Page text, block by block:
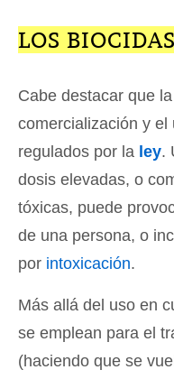
LOS
Cabe destacar que
comercialización y el
regulados por la ley.
dosis elevadas, o
tóxicas, puede
de una persona, o
por intoxicación.
Más allá del uso en
se emplean para el
(haciendo que se